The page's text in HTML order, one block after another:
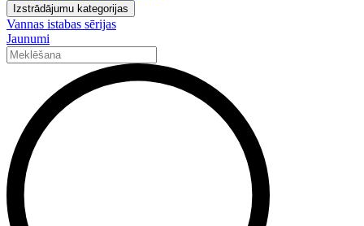
Izstrādājumu kategorijas
Vannas istabas sērijas
Jaunumi